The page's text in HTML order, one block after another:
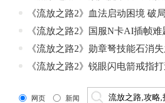
《流放之路2》血法启动困境 破
《流放之路2》国服N卡AI插帧
《流放之路2》勋章弩技能石消
《流放之路2》锐眼闪电箭戒指
网页 新闻